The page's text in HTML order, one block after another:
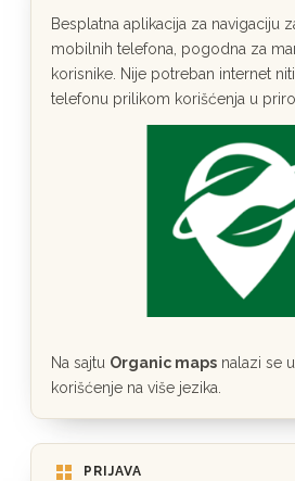
Besplatna aplikacija za navigaciju
mobilnih telefona, pogodna za
korisnike. Nije potreban internet
telefonu prilikom korišćenja u
Na sajtu Organic maps nalazi se
korišćenje na više jezika.
PRIJAVA